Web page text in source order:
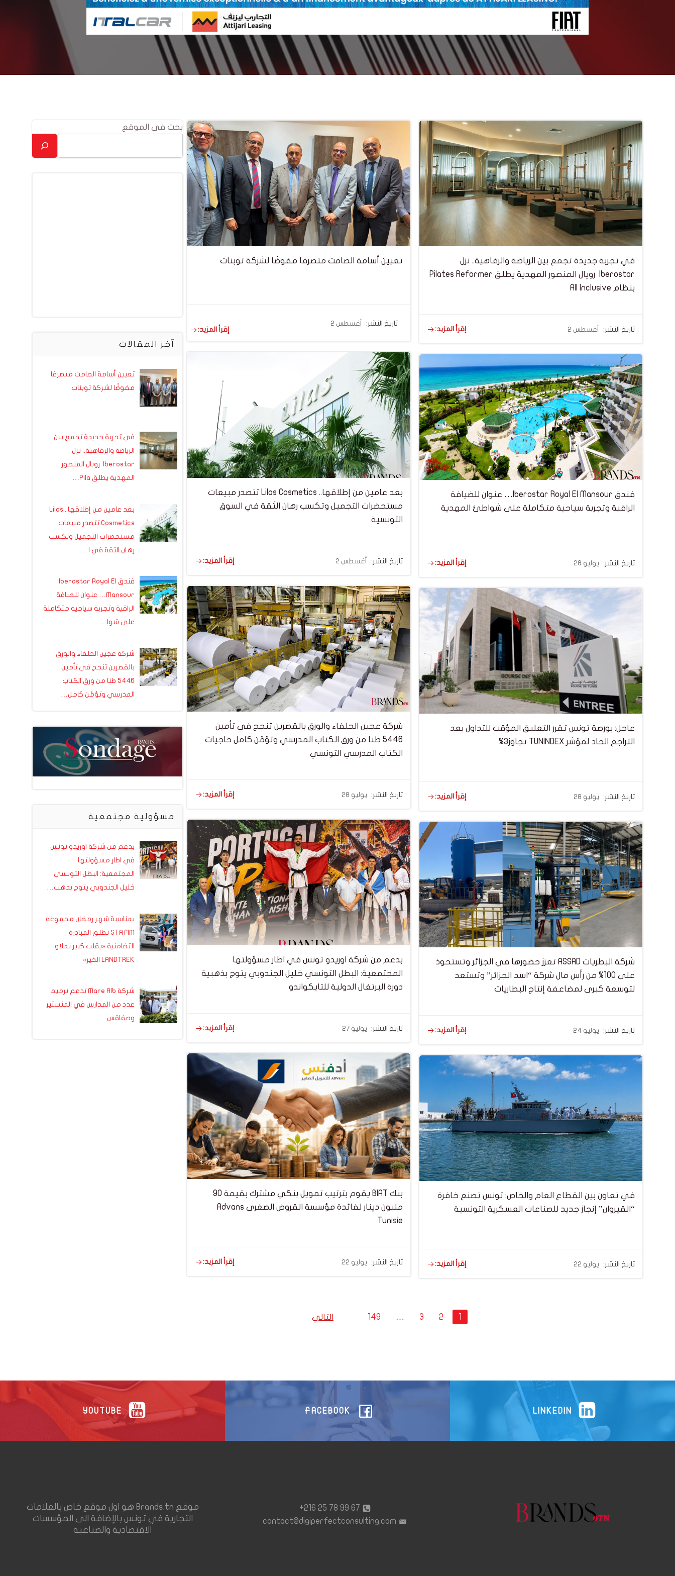
تعيين أسامة الصامت متصرفا مفوضًا لشركة توبنات
تاريخ النشر:
أغسطس 2
إقرأ المزيد:
في تجربة جديدة تجمع بين الرياضة والرفاهية.. نزل
Iberostar رويال المنصور المهدية يطلق Pilates Reformer
بنظام All Inclusive
تاريخ النشر: أغسطس 2 إقرأ المزيد:
بعد عامين من إطلاقها.. Lilas Cosmetics تتصدر مبيعات
مستحضرات التجميل وتكسب رهان الثقة في السوق
التونسية
تاريخ النشر: أغسطس 2 إقرأ المزيد:
فندق Iberostar Royal El Mansour… عنوان للضيافة
الراقية وتجربة سياحية متكاملة على شواطئ المهدية
تاريخ النشر: يوليو 28 إقرأ المزيد:
شركة عجين الحلفاء والورق بالقصرين تنجح في تأمين
5446 طنا من ورق الكتاب المدرسي وتؤمّن كامل حاجيات
الكتاب المدرسي التونسي
تاريخ النشر: يوليو 28 إقرأ المزيد:
عاجل: بورصة تونس تقرر التعليق المؤقت للتداول بعد
التراجع الحاد لمؤشر TUNINDEX تجاوز3%
تاريخ النشر: يوليو 28 إقرأ المزيد:
بدعم من شركة اوريدو تونس في اطار مسؤولتها
المجتمعية: البطل التونسي خليل الجندوبي يتوج بذهبية
دورة البرتغال الدولية للتايكواندو
تاريخ النشر: يوليو 27 إقرأ المزيد:
شركة البطريات ASSAD تعزز حضورها في الجزائر وتستحوذ
على 100% من رأس مال شركة “اسد الجزائر” وتستعد
لتوسعة كبرى لمضاعفة إنتاج البطاريات
تاريخ النشر: يوليو 24 إقرأ المزيد:
بنك BIAT يقوم بترتيب تمويل بنكي مشترك بقيمة 90
مليون دينار لفائدة مؤسسة القروض الصغرى Advans
Tunisie
تاريخ النشر: يوليو 22 إقرأ المزيد:
في تعاون بين القطاع العام والخاص: تونس تصنع خافرة
“القيروان” إنجاز جديد للصناعات العسكرية التونسية
تاريخ النشر: يوليو 22 إقرأ المزيد:
Posts
Page
1
Page
2
Page
3
…
Page
149
Posts
التالي
بحث في الموقع
آخر المقالات
تعيين أسامة الصامت متصرفا
مفوضًا لشركة توبنات
في تجربة جديدة تجمع بين
الرياضة والرفاهية.. نزل
Iberostar رويال المنصور
المهدية يطلق Pila…
بعد عامين من إطلاقها.. Lilas
Cosmetics تتصدر مبيعات
مستحضرات التجميل وتكسب
رهان الثقة في ا…
فندق Iberostar Royal El
Mansour… عنوان للضيافة
الراقية وتجربة سياحية متكاملة
على شوا…
شركة عجين الحلفاء والورق
بالقصرين تنجح في تأمين
5446 طنا من ورق الكتاب
المدرسي وتؤمّن كامل…
مسؤولية مجتمعية
بدعم من شركة اوريدو تونس
في اطار مسؤولتها
المجتمعية: البطل التونسي
خليل الجندوبي يتوج بذهب…
بمناسبة شهر رمضان مجموعة
STAFIM تطلق المبادرة
التضامنية «بقلب كبير نملاو
LANDTREK الخير»
شركة Mare Alb تدعم ترميم
عدد من المدارس في المنستير
وصفاقس
LINKEDIN
FACEBOOK
YOUTUBE
67 99 78 25 216+
contact@digiperfectconsulting.com
موقع Brands.tn هو اول موقع خاص بالعلامات
التجارية في تونس بالإضافة الى المؤسسات
الاقتصادية والصناعية